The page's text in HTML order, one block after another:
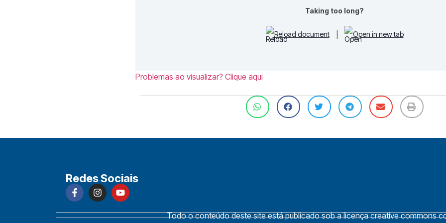
Taking too long?
Reload document Open in new tab
Problemas ao visualizar? Clique aqui
Redes Sociais
Todo o conteúdo deste site está publicado sob a licença creative commons